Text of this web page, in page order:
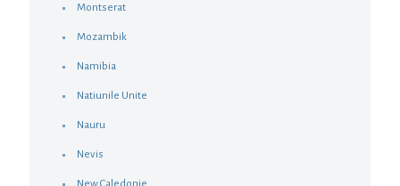
Montserat
Mozambik
Namibia
Natiunile Unite
Nauru
Nevis